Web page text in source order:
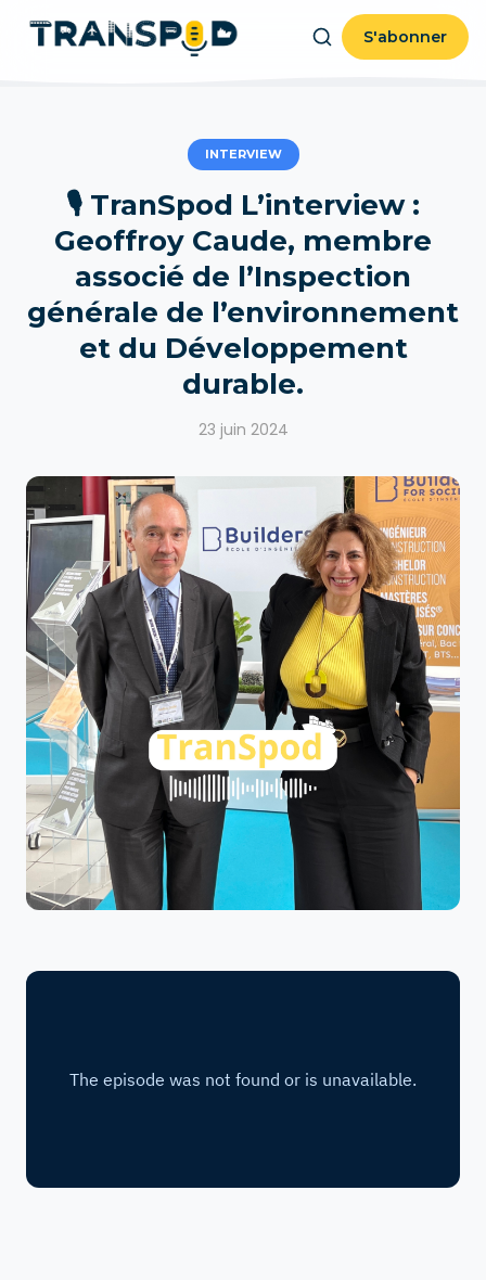
S'abonner
INTERVIEW
🎙️ TranSpod L’interview :
Geoffroy Caude, membre
associé de l’Inspection
générale de l’environnement
et du Développement
durable.
23 juin 2024